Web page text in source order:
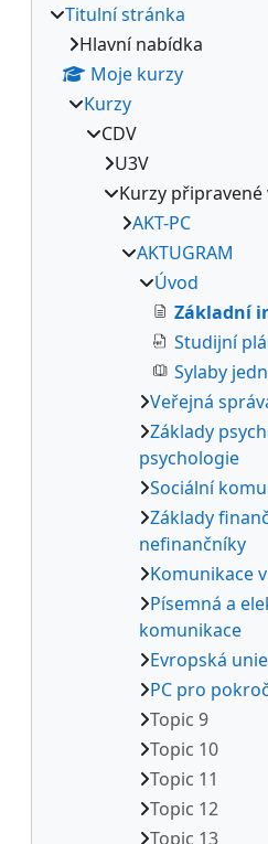
Titulní stránka
Hlavní nabídka
Moje kurzy
Kurzy
CDV
U3V
Kurzy připravené
AKT-PC
AKTUGRAM
Úvod
Základní
Studijní
Sylaby
Veřejná
Základy
psychologie
Sociální
Základy
nefinančníky
Komunikace
Písemná a
komunikace
Evropská unie
PC pro
Topic 9
Topic 10
Topic 11
Topic 12
Topic 13